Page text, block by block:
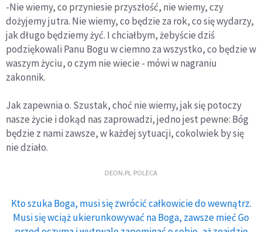
-Nie wiemy, co przyniesie przyszłość, nie wiemy, czy
dożyjemy jutra. Nie wiemy, co będzie za rok, co się wydarzy,
jak długo będziemy żyć. I chciałbym, żebyście dziś
podziękowali Panu Bogu w ciemno za wszystko, co będzie w
waszym życiu, o czym nie wiecie - mówi w nagraniu
zakonnik.
Jak zapewnia o. Szustak, choć nie wiemy, jak się potoczy
nasze życie i dokąd nas zaprowadzi, jedno jest pewne: Bóg
będzie z nami zawsze, w każdej sytuacji, cokolwiek by się
nie działo.
DEON.PL POLECA
Kto szuka Boga, musi się zwrócić całkowicie do wewnątrz.
Musi się wciąż ukierunkowywać na Boga, zawsze mieć Go